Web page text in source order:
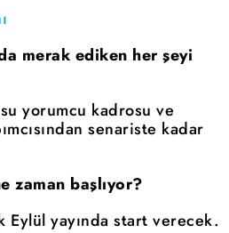
merak ediken her şeyi
yorumcu kadrosu ve
senariste kadar
zaman başlıyor?
Eylül yayında start verecek.